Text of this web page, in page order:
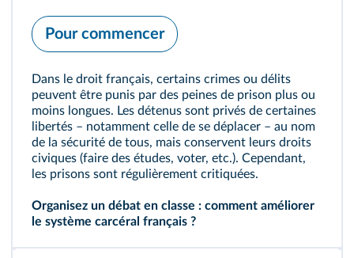
Pour commencer
Dans le droit français, certains crimes ou délits
peuvent être punis par des peines de prison plus ou
moins longues. Les détenus sont privés de certaines
libertés – notamment celle de se déplacer – au nom
de la sécurité de tous, mais conservent leurs droits
civiques (faire des études, voter, etc.). Cependant,
les prisons sont régulièrement critiquées.
Organisez un débat en classe : comment améliorer
le système carcéral français ?